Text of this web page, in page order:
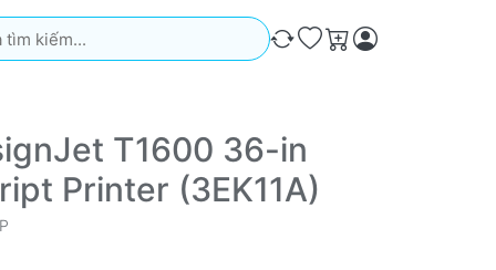
Kết quả sẽ tự động xuất hiện khi bạn nhập. Nhấn phím
So sánh
Ưa thích
Giỏ hàng
T1600 36-in
Printer (3EK11A)